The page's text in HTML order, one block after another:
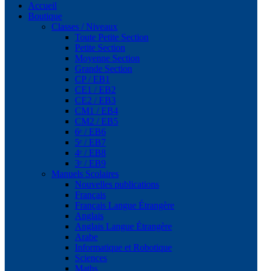
Accueil
Boutique
Classes / Niveaux
Toute Petite Section
Petite Section
Moyenne Section
Grande Section
CP / EB1
CE1 / EB2
CE2 / EB3
CM1 / EB4
CM2 / EB5
6ᵉ / EB6
5ᵉ / EB7
4ᵉ / EB8
3ᵉ / EB9
Manuels Scolaires
Nouvelles publications
Français
Français Langue Étrangère
Anglais
Anglais Langue Étrangère
Arabe
Informatique et Robotique
Sciences
Maths